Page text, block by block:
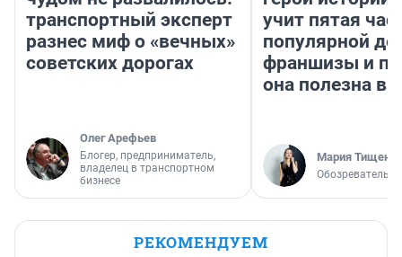
транспортный эксперт
разнес миф о «вечных»
советских дорогах
Олег Арефьев
Блогер, предприниматель,
владелец в транспортном
бизнесе
учит пятая
популярной
франшизы и
она полезна
Мария Тищенко
Обозреватель
РЕКОМЕНДУЕМ